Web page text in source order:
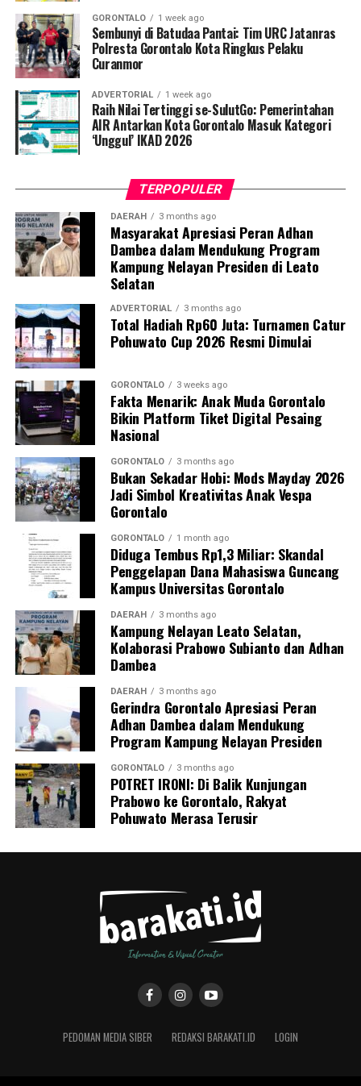
hingga tuntas, serta pengikisan stigma negatif terhadap
penyintas TBC di lingkungan warga.
“Literasi kesehatan warga adalah fondasi utama dalam
memutus rantai penularan TBC. Kami berupaya
menyampaikan edukasi yang persuasif dan mudah
dipahami agar warga tidak ragu melakukan pemeriksaan
apabila mengalami gejala batuk berkepanjangan,”
Selain skrining TBC, mahasiswa turut mendampingi
nakes Puskesmas Talaga Jaya dalam memberikan
pelayanan Cek Kesehatan Gratis (CKG), meliputi
pengukuran tekanan darah, cek kadar gula darah, dan
penapisan faktor risiko penyakit tidak menular (PTM)
sebagai upaya promotif-preventif.
Perwakilan DPL KKN-PK, Dr. dr. Vivien Novarina A.
Kasim, M.Kes., menegaskan bahwa keterlibatan
mahasiswa merupakan bentuk perwujudan Tri Dharma
Perguruan Tinggi dalam mengawal transformasi
layanan kesehatan primer.
“Kehadiran mahasiswa mempercepat jangkauan skema
active case findingTBC yang dicanangkan pemerintah.
Sinergi multisektor antara perguruan tinggi, dinas
kesehatan, puskesmas, dan pemerintah desa seperti
inilah yang menjadi kunci sukses pembentukan
masyarakat sadar sehat,” jelas Dr. Vivien.
Masyarakat Desa Luwoo menyambut antusias agenda
terpadu ini. Ratusan warga memanfaatkan layanan
pemeriksaan kesehatan gratis sekaligus berkonsultasi
mengenai pola hidup bersih dan sehat (PHBS)
pencegahan tuberkulosis.
GORONTALO 1 week ago
Sembunyi di Batudaa Pantai: Tim URC Jatanras
Polresta Gorontalo Kota Ringkus Pelaku
Curanmor
ADVERTORIAL 1 week ago
Raih Nilai Tertinggi se-SulutGo: Pemerintahan
AIR Antarkan Kota Gorontalo Masuk Kategori
‘Unggul’ IKAD 2026
TERPOPULER
DAERAH 3 months ago
Masyarakat Apresiasi Peran Adhan
Dambea dalam Mendukung Program
Kampung Nelayan Presiden di Leato
Selatan
ADVERTORIAL 3 months ago
Total Hadiah Rp60 Juta: Turnamen Catur
Pohuwato Cup 2026 Resmi Dimulai
GORONTALO 3 weeks ago
Fakta Menarik: Anak Muda Gorontalo
Bikin Platform Tiket Digital Pesaing
Nasional
GORONTALO 3 months ago
Bukan Sekadar Hobi: Mods Mayday 2026
Jadi Simbol Kreativitas Anak Vespa
Gorontalo
GORONTALO 1 month ago
Diduga Tembus Rp1,3 Miliar: Skandal
Penggelapan Dana Mahasiswa Guncang
Kampus Universitas Gorontalo
DAERAH 3 months ago
Kampung Nelayan Leato Selatan,
Kolaborasi Prabowo Subianto dan Adhan
Dambea
DAERAH 3 months ago
Gerindra Gorontalo Apresiasi Peran
Adhan Dambea dalam Mendukung
Program Kampung Nelayan Presiden
GORONTALO 3 months ago
POTRET IRONI: Di Balik Kunjungan
Prabowo ke Gorontalo, Rakyat
Pohuwato Merasa Terusir
PEDOMAN MEDIA SIBER REDAKSI BARAKATI.ID LOGIN